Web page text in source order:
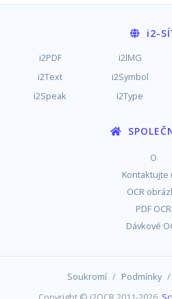
i2-
i2PDF i2IMG
i2Text
i2Symbol
i2Speak
i2Type
O
Kontaktujte
OCR
PDF OCR
Dávkové
Soukromí / Podmínky /